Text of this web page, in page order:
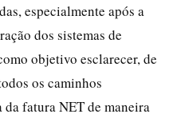
especialmente após a
dos sistemas de
objetivo esclarecer, de
os caminhos
fatura NET de maneira